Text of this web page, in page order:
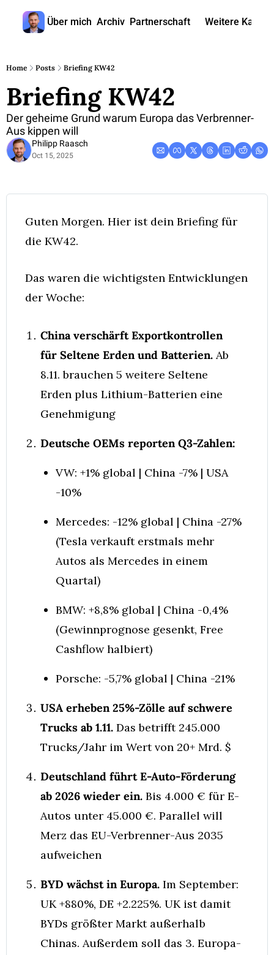
Über mich Archiv Partnerschaft Weitere Kanäle
🇬🇧
Home Posts Briefing KW42
Briefing KW42
Der geheime Grund warum Europa das Verbrenner-
Aus kippen will
Philipp Raasch
Oct 15, 2025
Guten Morgen. Hier ist dein Briefing für
die KW42.
Das waren die wichtigsten Entwicklungen
der Woche:
China verschärft Exportkontrollen
für Seltene Erden und Batterien. Ab
8.11. brauchen 5 weitere Seltene
Erden plus Lithium-Batterien eine
Genehmigung
Deutsche OEMs reporten Q3-Zahlen:
VW: +1% global | China -7% | USA
-10%
Mercedes: -12% global | China -27%
(Tesla verkauft erstmals mehr
Autos als Mercedes in einem
Quartal)
BMW: +8,8% global | China -0,4%
(Gewinnprognose gesenkt, Free
Cashflow halbiert)
Porsche: -5,7% global | China -21%
USA erheben 25%-Zölle auf schwere
Trucks ab 1.11. Das betrifft 245.000
Trucks/Jahr im Wert von 20+ Mrd. $
Deutschland führt E-Auto-Förderung
ab 2026 wieder ein. Bis 4.000 € für E-
Autos unter 45.000 €. Parallel will
Merz das EU-Verbrenner-Aus 2035
aufweichen
BYD wächst in Europa. Im September:
UK +880%, DE +2.225%. UK ist damit
BYDs größter Markt außerhalb
Chinas. Außerdem soll das 3. Europa-